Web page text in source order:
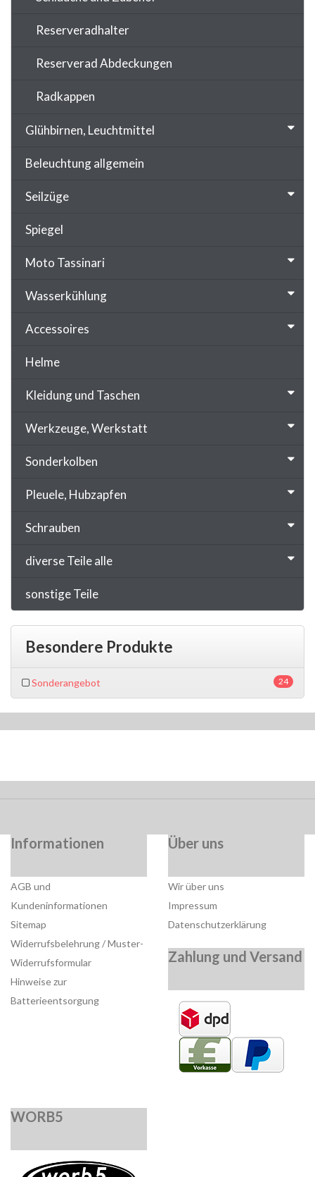
Reserveradhalter
Reserverad Abdeckungen
Radkappen
Glühbirnen, Leuchtmittel
Beleuchtung allgemein
Seilzüge
Spiegel
Moto Tassinari
Wasserkühlung
Accessoires
Helme
Kleidung und Taschen
Werkzeuge, Werkstatt
Sonderkolben
Pleuele, Hubzapfen
Schrauben
diverse Teile alle
sonstige Teile
Besondere Produkte
24
Sonderangebot
Informationen
AGB und
Kundeninformationen
Sitemap
Widerrufsbelehrung / Muster-
Widerrufsformular
Hinweise zur
Batterieentsorgung
Über uns
Wir über uns
Impressum
Datenschutzerklärung
Zahlung und Versand
WORB5